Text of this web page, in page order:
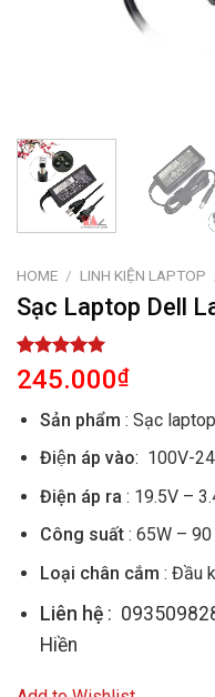
HOME / LINH KIỆN LAPTOP
Sạc Laptop Dell
Rated 5.00
out of 5
1
customer
245.000₫
Sản phẩm : Sạc
Điện áp vào: 100V-
Điện áp ra : 19.5V –
Công suất: 65W – 90
Loại chân cắm : Đầu
Liên hệ:
Hiền